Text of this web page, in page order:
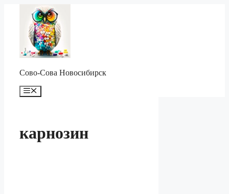
содержимому
Сово-Сова Новосибирск
Меню
карнозин